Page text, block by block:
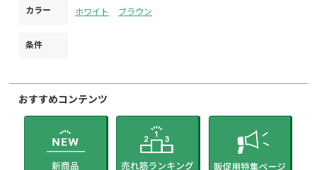
カラー ホワイト ブラウン
条件
おすすめコンテンツ